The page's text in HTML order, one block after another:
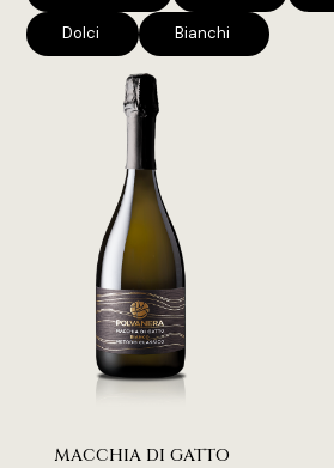
Dolci Bianchi
MACCHIA DI GATTO